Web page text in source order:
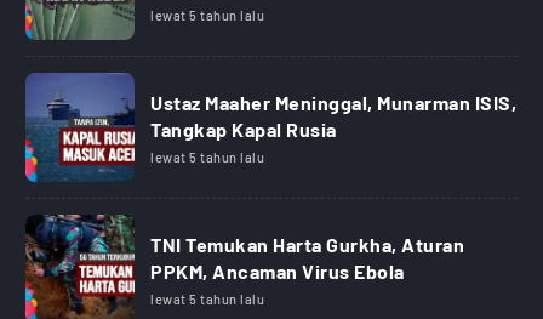
lewat 5 tahun lalu
Ustaz Maaher Meninggal, Munarman ISIS,
Tangkap Kapal Rusia
lewat 5 tahun lalu
TNI Temukan Harta Gurkha, Aturan
PPKM, Ancaman Virus Ebola
lewat 5 tahun lalu